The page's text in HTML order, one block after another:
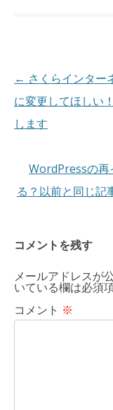
投
稿
ナ
ー
← さくらインター
に変更してほしい
します
WordPressの再
る？以前と同じ記
コメントを残す
メールアドレスが
いている欄は必須
コメント ※